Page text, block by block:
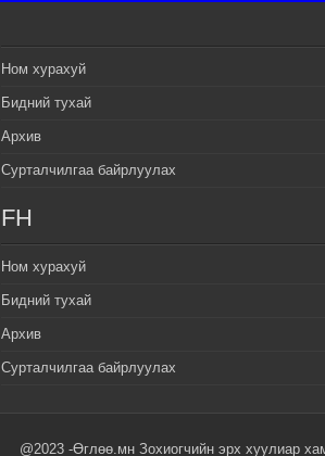
Ном хурахуй
Бидний тухай
Архив
Сурталчилгаа байрлуулах
FH
Ном хурахуй
Бидний тухай
Архив
Сурталчилгаа байрлуулах
@2023 -Өглөө.мн Зохиогчийн эрх хуулиар